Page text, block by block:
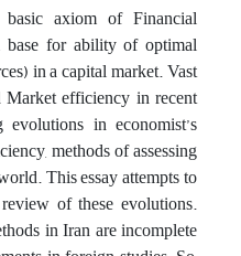
axiom of Financial
base for ability of optimal
in a capital market. Vast
Market efficiency in recent
evolutions in economist’s
methods of assessing
This essay attempts to
of these evolutions.
in Iran are incomplete